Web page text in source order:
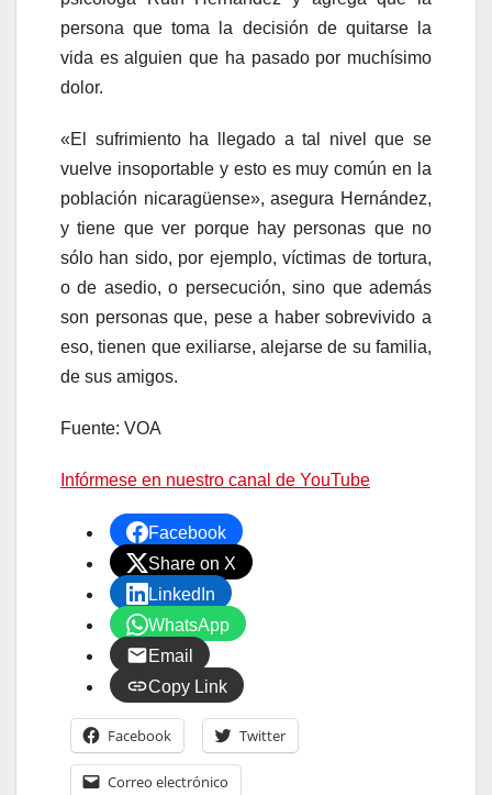
persona que toma la decisión de quitarse la
vida es alguien que ha pasado por muchísimo
dolor.
«El sufrimiento ha llegado a tal nivel que se
vuelve insoportable y esto es muy común en la
población nicaragüense», asegura Hernández,
y tiene que ver porque hay personas que no
sólo han sido, por ejemplo, víctimas de tortura,
o de asedio, o persecución, sino que además
son personas que, pese a haber sobrevivido a
eso, tienen que exiliarse, alejarse de su familia,
de sus amigos.
Fuente: VOA
Infórmese en nuestro canal de YouTube
Facebook
Share on X
LinkedIn
WhatsApp
Email
Copy Link
Facebook Twitter
Correo electrónico